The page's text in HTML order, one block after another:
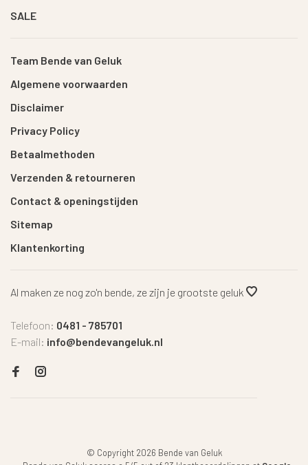
SALE
Team Bende van Geluk
Algemene voorwaarden
Disclaimer
Privacy Policy
Betaalmethoden
Verzenden & retourneren
Contact & openingstijden
Sitemap
Klantenkorting
Al maken ze nog zo'n bende, ze zijn je grootste geluk
Telefoon: 0481 - 785701
E-mail: info@bendevangeluk.nl
© Copyright 2026 Bende van Geluk